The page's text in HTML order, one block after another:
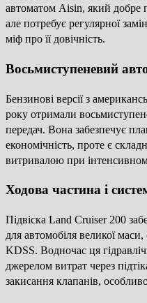
автоматом Aisin, який добре
але потребує регулярної
міф про її довічність.
Восьмиступеневий
Бензинові версії з
року отримали
передач. Вона забезпечує
економічність, проте є
витривалою при
Ходова частина і
Підвіска Land Cruiser 200
для автомобіля великої
KDSS. Водночас ця
джерелом витрат через
закисання клапанів,